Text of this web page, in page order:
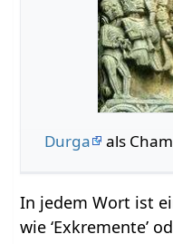
Durga als
In jedem Wort ist
wie ‘Exkremente’